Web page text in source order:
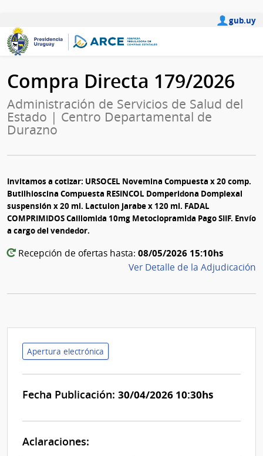
gub.uy
Compra Directa 179/2026
Administración de Servicios de Salud del
Estado | Centro Departamental de
Durazno
Invitamos a cotizar: URSOCEL Novemina Compuesta x 20 comp.
Butilhioscina Compuesta RESINCOL Domperidona Domplexal
suspensión x 20 ml. Lactulon jarabe x 120 ml. FADAL
COMPRIMIDOS Caillomida 10mg Metoclopramida Pago SIIF. Envío
a cargo del vendedor.
Recepción de ofertas hasta: 08/05/2026 15:10hs
Ver Detalle de la Adjudicación
Apertura electrónica
Fecha Publicación: 30/04/2026 10:30hs
Aclaraciones: